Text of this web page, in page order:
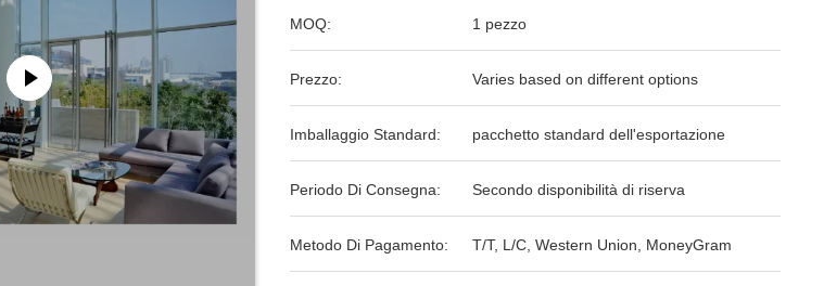
MOQ: 1 pezzo
Prezzo: Varies based on different options
Imballaggio Standard: pacchetto standard dell'esportazione
Periodo Di Consegna: Secondo disponibilità di riserva
Metodo Di Pagamento: T/T, L/C, Western Union, MoneyGram